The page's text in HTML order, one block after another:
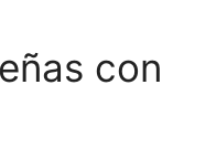
con